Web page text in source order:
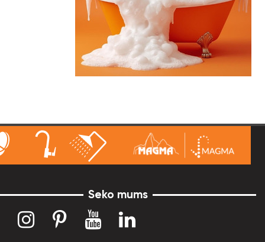
Seko mums